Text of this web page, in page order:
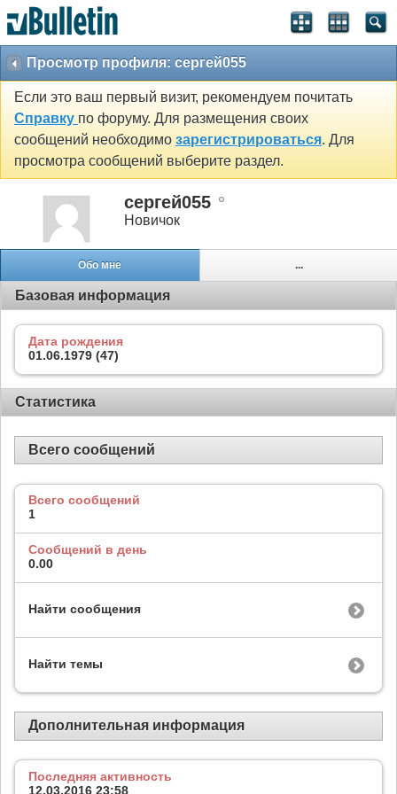
Просмотр профиля: сергей055
Если это ваш первый визит, рекомендуем почитать
Справку по форуму. Для размещения своих
сообщений необходимо зарегистрироваться. Для
просмотра сообщений выберите раздел.
сергей055
Новичок
Обо мне ...
Базовая информация
Дата рождения
01.06.1979 (47)
Статистика
Всего сообщений
Всего сообщений
1
Сообщений в день
0.00
Найти сообщения
Найти темы
Дополнительная информация
Последняя активность
12.03.2016 23:58